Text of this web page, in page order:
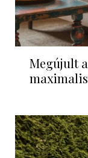
Megújult